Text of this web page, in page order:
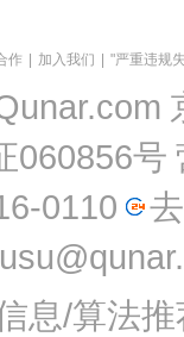
作 加入我们 "严重违规
060856号
0110
息/算法